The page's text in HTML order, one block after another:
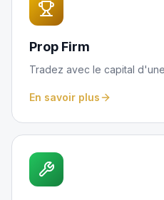
Prop Firm
Tradez avec le capital
En savoir plus